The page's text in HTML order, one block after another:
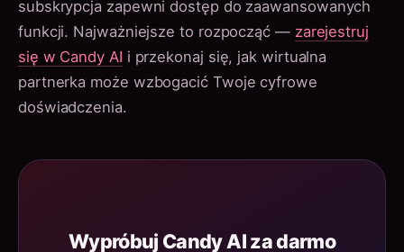
subskrypcja zapewni dostęp do zaawansowanych
funkcji. Najważniejsze to rozpocząć — zarejestruj
się w Candy AI i przekonaj się, jak wirtualna
partnerka może wzbogacić Twoje cyfrowe
doświadczenia.
Wypróbuj Candy AI za darmo